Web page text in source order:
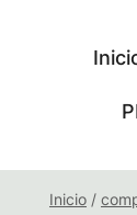
Inicio /